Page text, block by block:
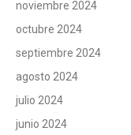
noviembre 2024
octubre 2024
septiembre 2024
agosto 2024
julio 2024
junio 2024